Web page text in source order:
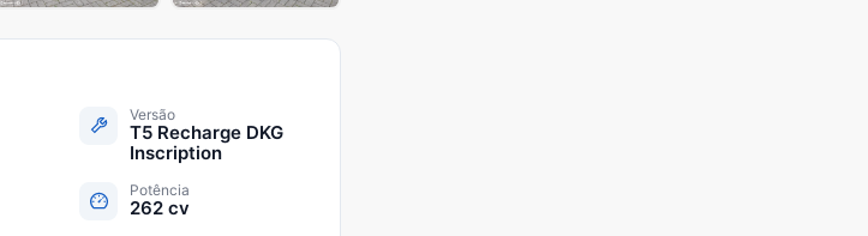
Versão
T5 Recharge DKG
Inscription
Potência
262 cv